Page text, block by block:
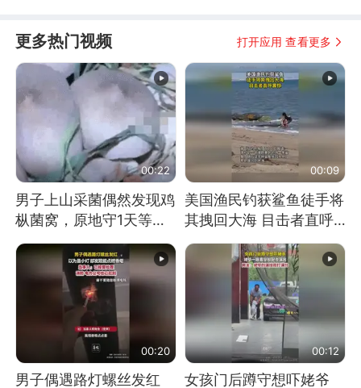
更多热门视频 打开应用 查看更多
00:22
男子上山采菌偶然发现鸡
枞菌窝，原地守1天等它
长大：挖了140多朵
00:09
美国渔民钓获鲨鱼徒手将
其拽回大海 目击者直呼
震惊 （视频来源：参考
消息）
00:20
男子偶遇路灯螺丝发红
00:12
女孩门后蹲守想吓姥爷